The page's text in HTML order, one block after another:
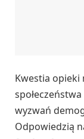
Kwestia opieki
wyzwań
Odpowiedzią